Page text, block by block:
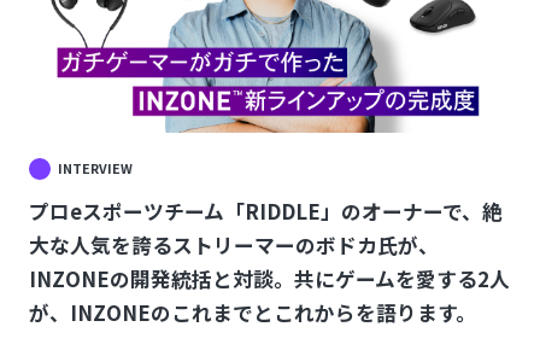
INTERVIEW
プロeスポーツチーム「RIDDLE」のオーナーで、絶
大な人気を誇るストリーマーのボドカ氏が、
INZONEの開発統括と対談。共にゲームを愛する2人
が、INZONEのこれまでとこれからを語ります。